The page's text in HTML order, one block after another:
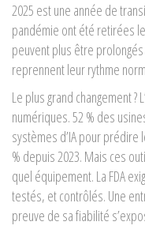
2025 est une année de
pandémie ont été retirées
peuvent plus être
reprennent leur rythme
Le plus grand changement
numériques. 52 % des
systèmes d’IA pour
% depuis 2023. Mais ces
quel équipement. La FDA
testés, et contrôlés. Une
preuve de sa fiabilité